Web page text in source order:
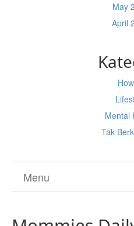
May
April
Mental
Tak
Menu